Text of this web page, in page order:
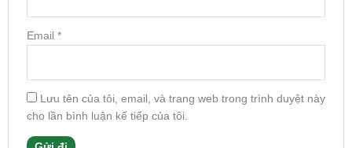
Email *
Lưu tên của tôi, email, và trang web trong trình duyệt này
cho lần bình luận kế tiếp của tôi.